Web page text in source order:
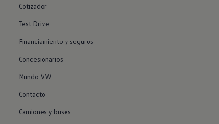
Cotizador
Test Drive
Financiamiento y seguros
Concesionarios
Mundo VW
Contacto
Camiones y buses